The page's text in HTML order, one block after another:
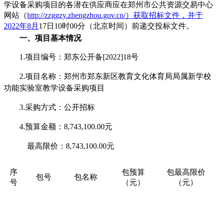
学设备采购项目的各潜在供应商应在郑州市公共资源交易中心
网站 （http://zzggzy.zhengzhou.gov.cn/）获取招标文件，并于
2022年8月 17日 10时00分（北京时间）前递交投标文件。
一、项目基本情况
1.项目编号： 郑东公开备[2022]18号
2.项目名称：郑州市郑东新区教育文化体育局局属新学校
功能实验室教学设备采购项目
3.采购方式：公开招标
4.预算金额： 8,743,100.00元
最高限价： 8,743,100.00元
序
号
包号 包名称
包预算
（元）
包最高限价
（元）